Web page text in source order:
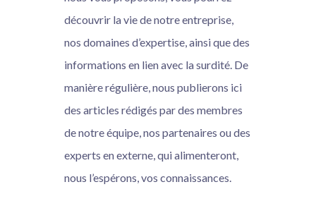
découvrir la vie de notre entreprise,
nos domaines d’expertise, ainsi que des
informations en lien avec la surdité. De
manière régulière, nous publierons ici
des articles rédigés par des membres
de notre équipe, nos partenaires ou des
experts en externe, qui alimenteront,
nous l’espérons, vos connaissances.